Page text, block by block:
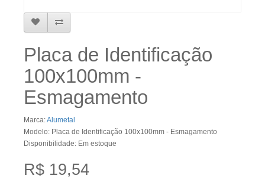
Placa de Identificação
100x100mm -
Esmagamento
Marca:Alumetal
Modelo: Placa de Identificação 100x100mm - Esmagamento
Disponibilidade: Em estoque
R$ 19,54